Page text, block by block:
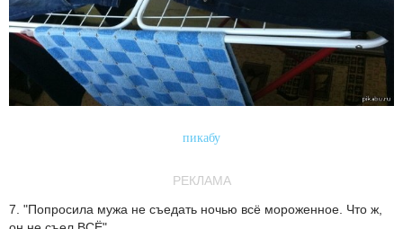
пикабу
РЕКЛАМА
7. "Попросила мужа не съедать ночью всё мороженное. Что ж,